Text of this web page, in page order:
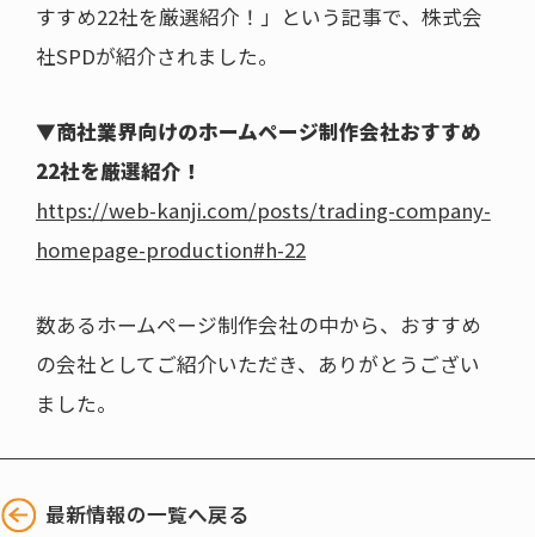
すすめ22社を厳選紹介！」という記事で、株式会
社SPDが紹介されました。
▼商社業界向けのホームページ制作会社おすすめ
22社を厳選紹介！
https://web-kanji.com/posts/trading-company-
homepage-production#h-22
数あるホームページ制作会社の中から、おすすめ
の会社としてご紹介いただき、ありがとうござい
ました。
最新情報の一覧へ戻る